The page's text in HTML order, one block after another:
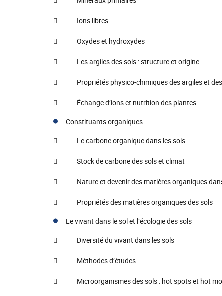
 Ions libres
 Oxydes et hydroxydes
 Les argiles des sols : structure et origine
 Propriétés physico-chimiques des argiles et
 Échange d’ions et nutrition des plantes
Constituants organiques
 Le carbone organique dans les sols
 Stock de carbone des sols et climat
 Nature et devenir des matières organiques
 Propriétés des matières organiques des sols
Le vivant dans le sol et l’écologie des sols
 Diversité du vivant dans les sols
 Méthodes d’études
 Microorganismes des sols : hot spots et hot